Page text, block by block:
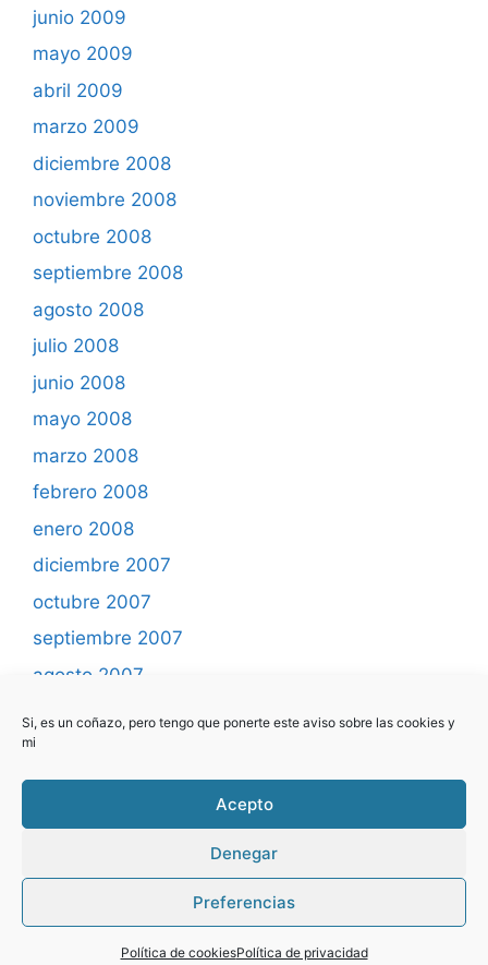
Si, es un coñazo, pero tengo que ponerte este aviso sobre las cookies y
mi
Acepto
Denegar
Preferencias
Política de cookiesPolítica de privacidad
junio 2009
mayo 2009
abril 2009
marzo 2009
diciembre 2008
noviembre 2008
octubre 2008
septiembre 2008
agosto 2008
julio 2008
junio 2008
mayo 2008
marzo 2008
febrero 2008
enero 2008
diciembre 2007
octubre 2007
septiembre 2007
agosto 2007
abril 2007
marzo 2007
© 2026 Yo programo ... el blog• Creado con
GeneratePress